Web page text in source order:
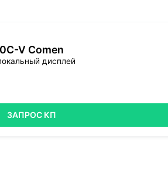
V Comen
дисплей
ЗАПРОС КП